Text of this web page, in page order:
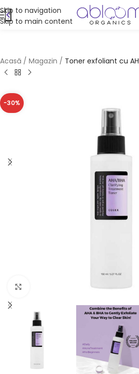
Skip to navigation
Skip to main content
Acasă / Magazin / Toner exfoliant cu
-30%